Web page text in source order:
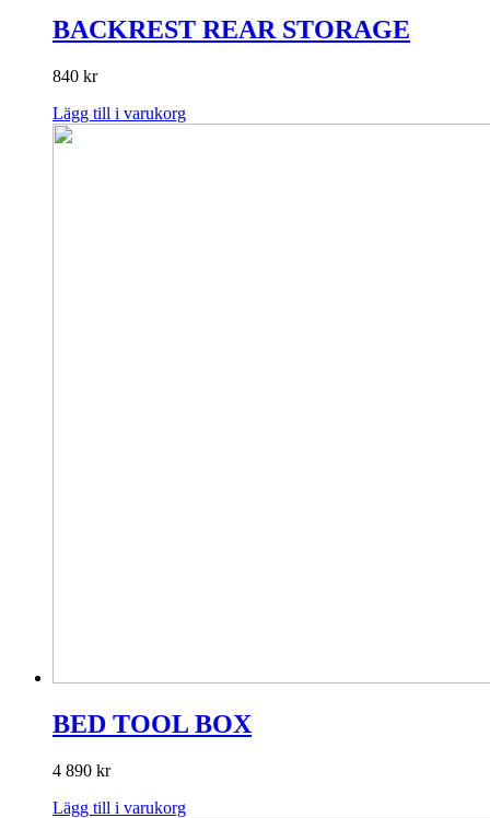
BACKREST REAR STORAGE
840 kr
Lägg till i varukorg
BED TOOL BOX
4 890 kr
Lägg till i varukorg